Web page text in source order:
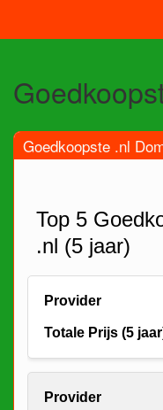
Goedkoopste .nl
Top 5
.nl (5 jaar)